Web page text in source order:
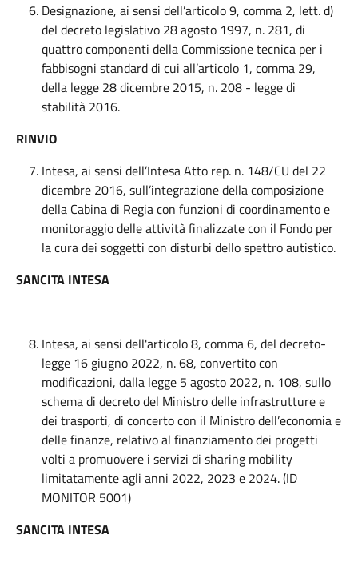
Designazione, ai sensi dell’articolo 9, comma 2, lett. d)
del decreto legislativo 28 agosto 1997, n. 281, di
quattro componenti della Commissione tecnica per i
fabbisogni standard di cui all’articolo 1, comma 29,
della legge 28 dicembre 2015, n. 208 - legge di
stabilità 2016.
RINVIO
Intesa, ai sensi dell’Intesa Atto rep. n. 148/CU del 22
dicembre 2016, sull’integrazione della composizione
della Cabina di Regia con funzioni di coordinamento e
monitoraggio delle attività finalizzate con il Fondo per
la cura dei soggetti con disturbi dello spettro autistico.
SANCITA INTESA
Intesa, ai sensi dell'articolo 8, comma 6, del decreto-
legge 16 giugno 2022, n. 68, convertito con
modificazioni, dalla legge 5 agosto 2022, n. 108, sullo
schema di decreto del Ministro delle infrastrutture e
dei trasporti, di concerto con il Ministro dell’economia e
delle finanze, relativo al finanziamento dei progetti
volti a promuovere i servizi di sharing mobility
limitatamente agli anni 2022, 2023 e 2024. (ID
MONITOR 5001)
SANCITA INTESA